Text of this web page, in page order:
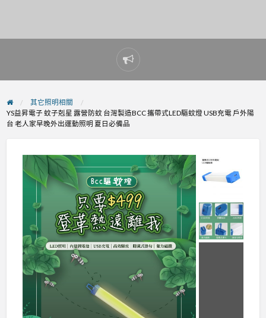
Report
problem
其它照明相關
YS益昇電子 蚊子剋星 露營防蚊 台灣製造BCC 攜帶式LED驅蚊燈 USB充電 戶外陽
台 老人家早晚外出運動照明 夏日必備品